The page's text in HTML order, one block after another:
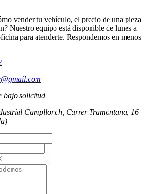
vender tu vehículo, el precio de una pieza
Nuestro equipo está disponible de lunes a
para atenderte. Respondemos en menos
bajo solicitud
Campllonch, Carrer Tramontana, 16
)